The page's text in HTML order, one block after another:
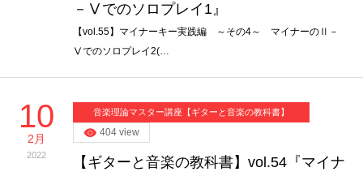
－Ⅴでのソロプレイ1』
【vol.55】マイナーキー実践編 ～その4～ マイナーのⅡ－
Ⅴでのソロプレイ2(…
10
2月
2022
音楽理論マスター講座【ギターと音楽の教科書】
404 view
【ギターと音楽の教科書】vol.54『マイナ